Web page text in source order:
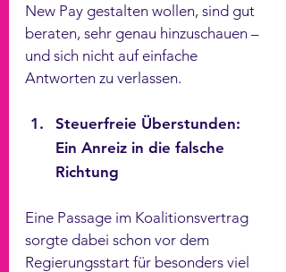
New Pay gestalten wollen, sind gut
beraten, sehr genau hinzuschauen –
und sich nicht auf einfache
Antworten zu verlassen.
Steuerfreie Überstunden:
Ein Anreiz in die falsche
Richtung
Eine Passage im Koalitionsvertrag
sorgte dabei schon vor dem
Regierungsstart für besonders viel